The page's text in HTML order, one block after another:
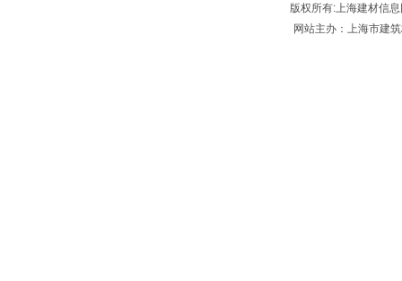
版权所有:上海建材信
网站主办：上海市建